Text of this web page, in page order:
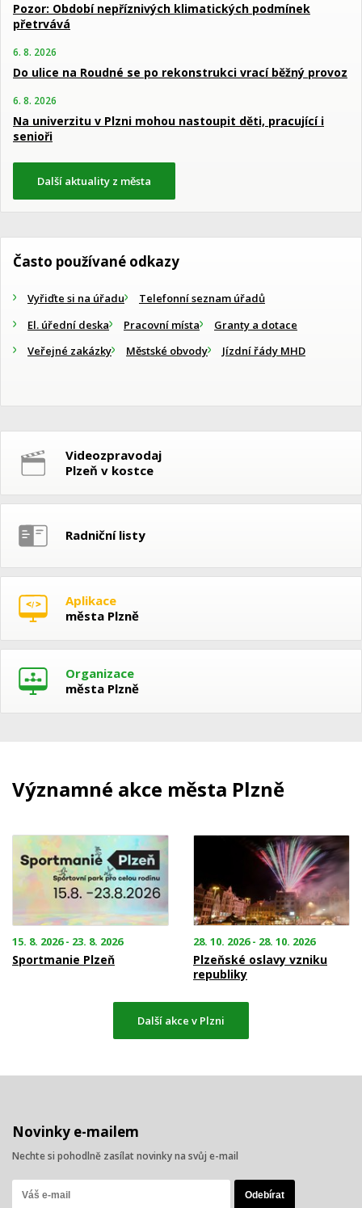
Pozor: Období nepříznivých klimatických podmínek
přetrvává
6. 8. 2026
Do ulice na Roudné se po rekonstrukci vrací běžný provoz
6. 8. 2026
Na univerzitu v Plzni mohou nastoupit děti, pracující i
senioři
Další aktuality z města
Často používané odkazy
Vyřiďte si na úřadu
Telefonní seznam úřadů
El. úřední deska
Pracovní místa
Granty a dotace
Veřejné zakázky
Městské obvody Jízdní řády MHD
Videozpravodaj
Plzeň v kostce
Radniční listy
Aplikace
města Plzně
Organizace
města Plzně
Významné akce města Plzně
15. 8. 2026 - 23. 8. 2026
Sportmanie Plzeň
28. 10. 2026 - 28. 10. 2026
Plzeňské oslavy vzniku
republiky
Další akce v Plzni
Novinky e-mailem
Nechte si pohodlně zasílat novinky na svůj e-mail